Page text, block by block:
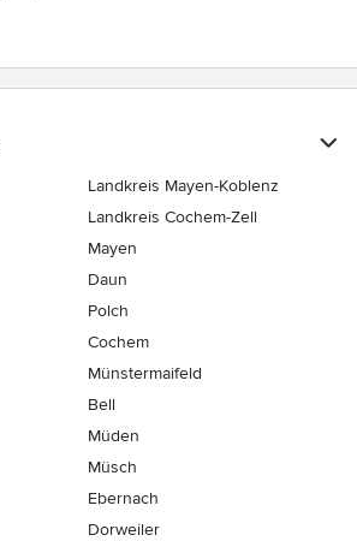
Landkreis Mayen-Koblenz
Landkreis Cochem-Zell
Mayen
Daun
Polch
Cochem
Münstermaifeld
Bell
Müden
Müsch
Ebernach
Dorweiler